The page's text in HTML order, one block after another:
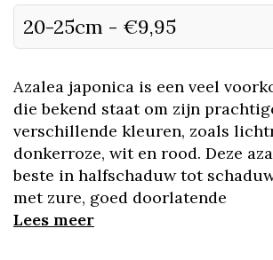
Azalea japonica is een veel
die bekend staat om zijn
verschillende kleuren, zoals
donkerroze, wit en rood. Deze
beste in halfschaduw tot
met zure, goed doorlatende
Lees meer